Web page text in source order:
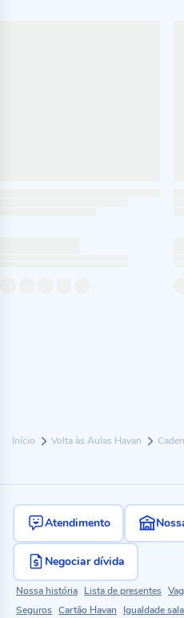
Início Volta às Aulas Havan
Atendimento
Negociar dívida
Nossa história Lista de presentes
Seguros Cartão Havan Igualdade